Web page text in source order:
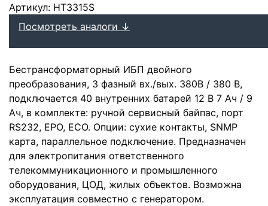
Артикул: HT3315S
Посмотреть аналоги ↓
Бестрансформаторный ИБП двойного
преобразования, 3 фазный вх./вых. 380В / 380 В,
подключается 40 внутренних батарей 12 В 7 Ач / 9
Ач, в комплекте: ручной сервисный байпас, порт
RS232, EPO, ECO. Опции: сухие контакты, SNMP
карта, параллельное подключение. Предназначен
для электропитания ответственного
телекоммуникационного и промышленного
оборудования, ЦОД, жилых объектов. Возможна
эксплуатация совместно с генератором.